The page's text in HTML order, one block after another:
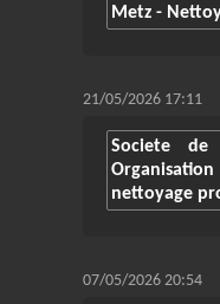
Metz -
21/05/2026 17:11
Societe
nettoyage
07/05/2026 20:54